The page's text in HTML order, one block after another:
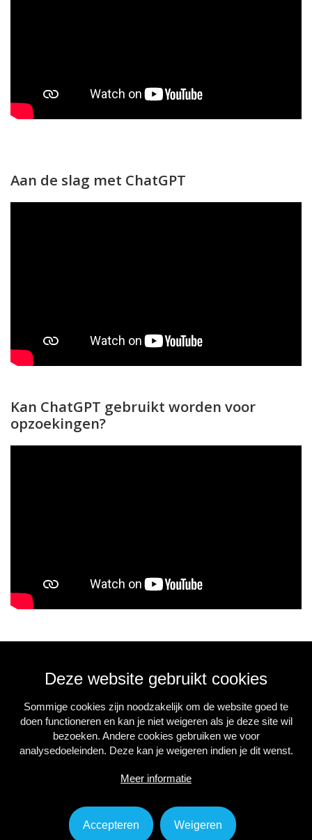
Aan de slag met ChatGPT
Kan ChatGPT gebruikt worden voor
opzoekingen?
Deze website gebruikt cookies
Sommige cookies zijn noodzakelijk om de website goed te
doen functioneren en kan je niet weigeren als je deze site wil
bezoeken. Andere cookies gebruiken we voor
analysedoeleinden. Deze kan je weigeren indien je dit wenst.
Meer informatie
Accepteren Weigeren